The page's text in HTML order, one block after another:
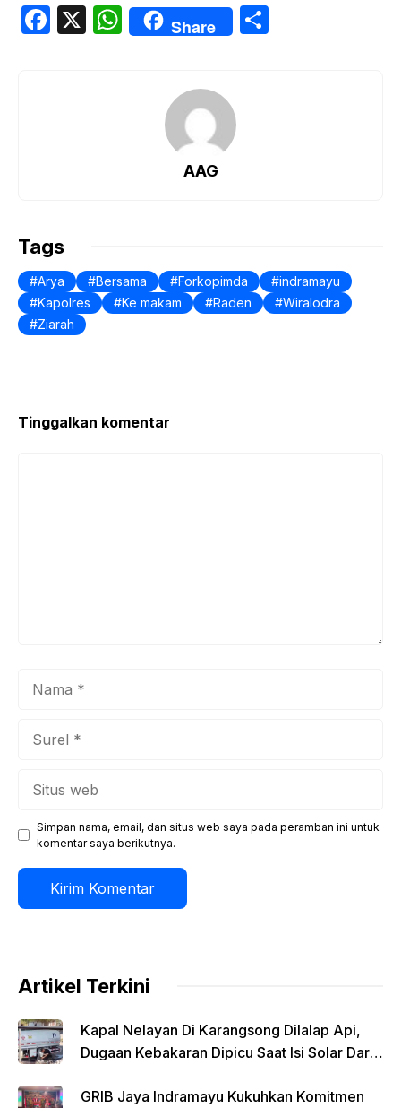
F
X
W
h
Share
AAG
Tags
Arya Bersama Forkopimda
indramayu
Kapolres
Ke makam Raden
Wiralodra
Ziarah
Tinggalkan komentar
Simpan nama, email, dan situs web saya pada peramban ini untuk
komentar saya berikutnya.
Artikel Terkini
Kapal Nelayan Di Karangsong Dilalap Api,
Dugaan Kebakaran Dipicu Saat Isi Solar Dari
GRIB Jaya Indramayu Kukuhkan Komitmen